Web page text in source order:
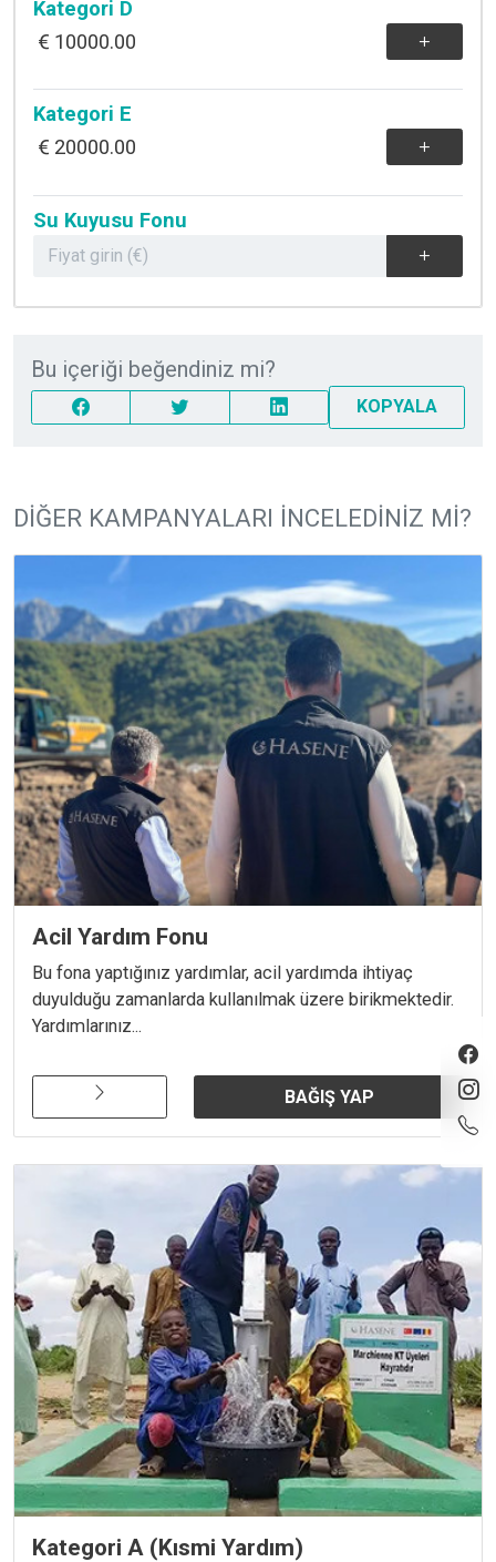
Kategori D
10000.00
Kategori E
20000.00
Su Kuyusu Fonu
Bu içeriği beğendiniz mi?
KOPYALA
DIĞER KAMPANYALARI İNCELEDINIZ MI?
Acil Yardım Fonu
Bu fona yaptığınız yardımlar, acil yardımda ihtiyaç
duyulduğu zamanlarda kullanılmak üzere birikmektedir.
Yardımlarınız...
BAĞIŞ YAP
Kategori A (Kısmi Yardım)